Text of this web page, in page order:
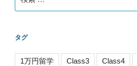
索:
タグ
1万円留学 Class3 Class4